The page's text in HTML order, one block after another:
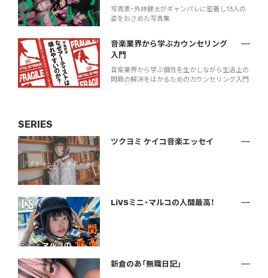
写真家・外林健太がギャンパレに密着し13人の
姿をおさめた写真集
音楽業界から学ぶカウンセリング
入門
音楽業界から学ぶ個性を生かしながら生活上の
問題の解決をはかるためのカウンセリング入門
SERIES
ツクヨミ ケイコ音楽エッセイ
LiVSミニ・マルコの人間最高！
新倉のあ「無職日記」